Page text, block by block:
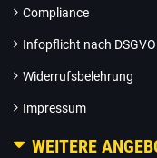
Compliance
Infopflicht nach DSGVO
Widerrufsbelehrung
Impressum
WEITERE